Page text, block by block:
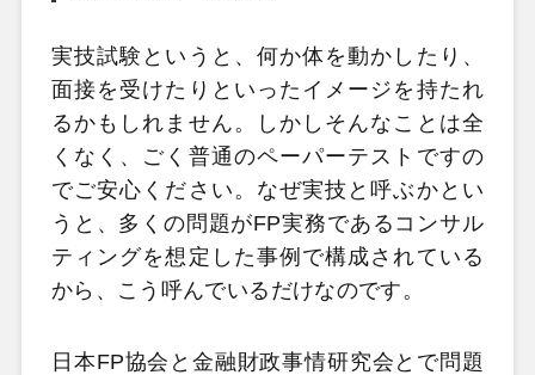
実技試験というと、何か体を動かしたり、
面接を受けたりといったイメージを持たれ
るかもしれません。しかしそんなことは全
くなく、ごく普通のペーパーテストですの
でご安心ください。なぜ実技と呼ぶかとい
うと、多くの問題がFP実務であるコンサル
ティングを想定した事例で構成されている
から、こう呼んでいるだけなのです。
日本FP協会と金融財政事情研究会とで問題